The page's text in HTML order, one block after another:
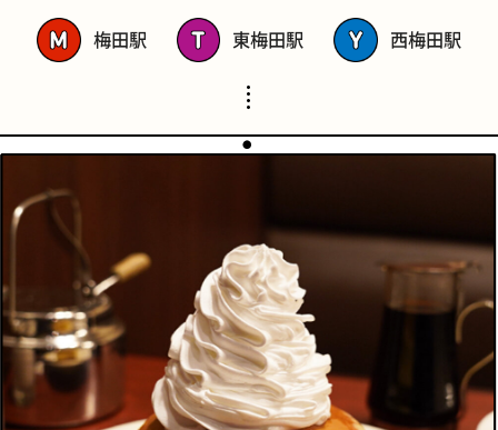
スポーツバー 橋
梅田駅 東梅田駅 西梅田駅